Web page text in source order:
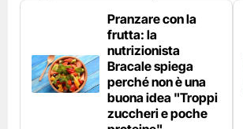
Pranzare con la
frutta: la
nutrizionista
Bracale spiega
perché non è una
buona idea "Troppi
zuccheri e poche